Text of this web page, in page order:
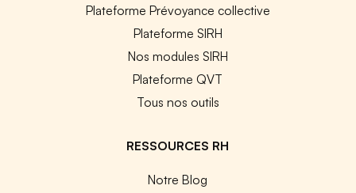
Plateforme Prévoyance collective
Plateforme SIRH
Nos modules SIRH
Plateforme QVT
Tous nos outils
RESSOURCES RH
Notre Blog